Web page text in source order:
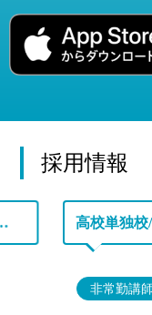
採用情報
生も幅広く活躍中の学校です♪ 高校単独校
非常勤講師